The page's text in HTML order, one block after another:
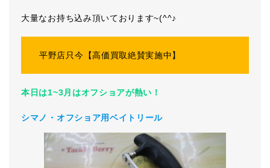
大量なお持ち込み頂いております~(^^♪
平野店只今【高価買取絶賛実施中】
本日は1~3月はオフショアが熱い！
シマノ・オフショア用ベイトリール